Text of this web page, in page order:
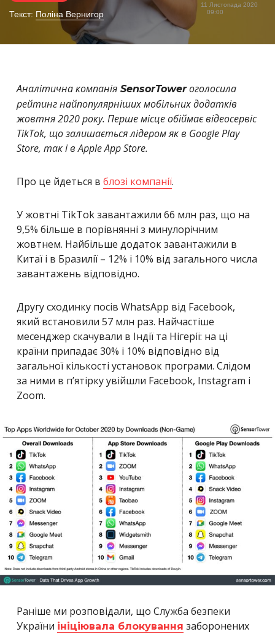
Текст: Поліна Вернигор
11 Листопада 2020
09:00
Аналітична компанія SensorTowerоголосила
рейтинг найпопулярніших мобільних додатків
жовтня 2020 року. Перше місце обіймає відеосервіс
TikTok, що залишається лідером як в Google Play
Store, так і в Apple App Store.
Про це йдеться в блозі компанії.
У жовтні TikTok завантажили 66 млн раз, що на
9,5% більше в порівнянні з минулорічним
жовтнем. Найбільше додаток завантажили в
Китаї і в Бразилії – 12% і 10% від загального числа
завантажень відповідно.
Другу сходинку посів WhatsApp від Facebook,
який встановили 57 млн ​​раз. Найчастіше
месенджер скачували в Індії та Нігерії: на ці
країни припадає 30% і 10% відповідно від
загальної кількості установок програми. Слідом
за ними в п’ятірку увійшли Facebook, Instagram і
Zoom.
Раніше ми розповідали, що Служба безпеки
України ініціювала блокування заборонених